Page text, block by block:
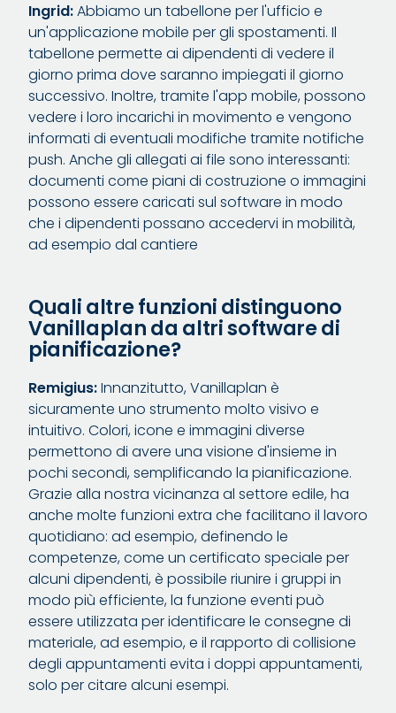
Ingrid:Abbiamo un tabellone per l'ufficio e
un'applicazione mobile per gli spostamenti. Il
tabellone permette ai dipendenti di vedere il
giorno prima dove saranno impiegati il giorno
successivo. Inoltre, tramite l'app mobile, possono
vedere i loro incarichi in movimento e vengono
informati di eventuali modifiche tramite notifiche
push. Anche gli allegati ai file sono interessanti:
documenti come piani di costruzione o immagini
possono essere caricati sul software in modo
che i dipendenti possano accedervi in mobilità,
ad esempio dal cantiere
Quali altre funzioni distinguono
Vanillaplan da altri software di
pianificazione?
Remigius:Innanzitutto, Vanillaplan è
sicuramente uno strumento molto visivo e
intuitivo. Colori, icone e immagini diverse
permettono di avere una visione d'insieme in
pochi secondi, semplificando la pianificazione.
Grazie alla nostra vicinanza al settore edile, ha
anche molte funzioni extra che facilitano il lavoro
quotidiano: ad esempio, definendo le
competenze, come un certificato speciale per
alcuni dipendenti, è possibile riunire i gruppi in
modo più efficiente, la funzione eventi può
essere utilizzata per identificare le consegne di
materiale, ad esempio, e il rapporto di collisione
degli appuntamenti evita i doppi appuntamenti,
solo per citare alcuni esempi.